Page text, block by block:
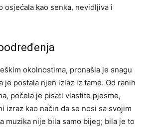
osjećala kao senka, nevidljiva i
okolnostima, pronašla je snagu
je postala njen izlaz iz tame. Od ranih
počela je pisati vlastite pjesme,
izraz kao način da se nosi sa svojim
muzika nije bila samo bijeg; bila je to